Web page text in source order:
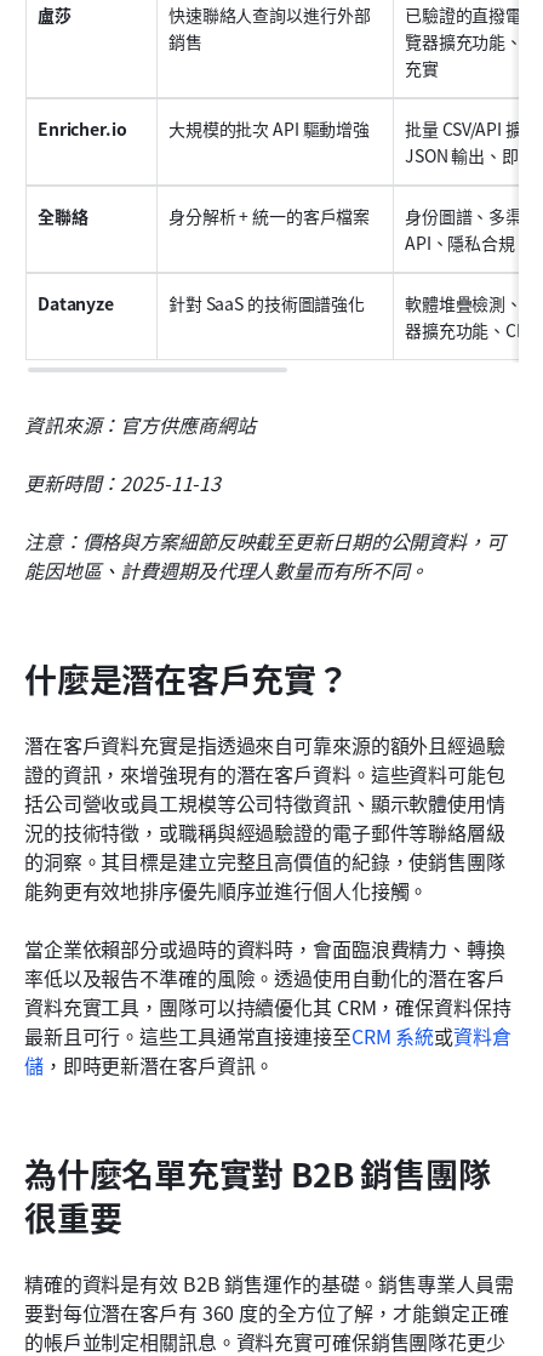
盧莎
快速聯絡人查詢以進行外部
銷售
已驗證的直撥電
覽器擴充功能、
充實
Enricher.io 大規模的批次 API 驅動增強
批量 CSV/API 擴
JSON 輸出、即時
全聯絡 身分解析 + 統一的客戶檔案
身份圖譜、多渠
API、隱私合規
Datanyze 針對 SaaS 的技術圖譜強化
軟體堆疊檢測、
器擴充功能、
資訊來源：官方供應商網站
更新時間：2025-11-13
注意：價格與方案細節反映截至更新日期的公開資料，可
能因地區、計費週期及代理人數量而有所不同。
什麼是潛在客戶充實？
潛在客戶資料充實是指透過來自可靠來源的額外且經過驗
證的資訊，來增強現有的潛在客戶資料。這些資料可能包
括公司營收或員工規模等公司特徵資訊、顯示軟體使用情
況的技術特徵，或職稱與經過驗證的電子郵件等聯絡層級
的洞察。其目標是建立完整且高價值的紀錄，使銷售團隊
能夠更有效地排序優先順序並進行個人化接觸。
當企業依賴部分或過時的資料時，會面臨浪費精力、轉換
率低以及報告不準確的風險。透過使用自動化的潛在客戶
資料充實工具，團隊可以持續優化其 CRM，確保資料保持
最新且可行。這些工具通常直接連接至CRM 系統或資料倉
儲，即時更新潛在客戶資訊。
為什麼名單充實對 B2B 銷售團隊
很重要
精確的資料是有效 B2B 銷售運作的基礎。銷售專業人員需
要對每位潛在客戶有 360 度的全方位了解，才能鎖定正確
的帳戶並制定相關訊息。資料充實可確保銷售團隊花更少